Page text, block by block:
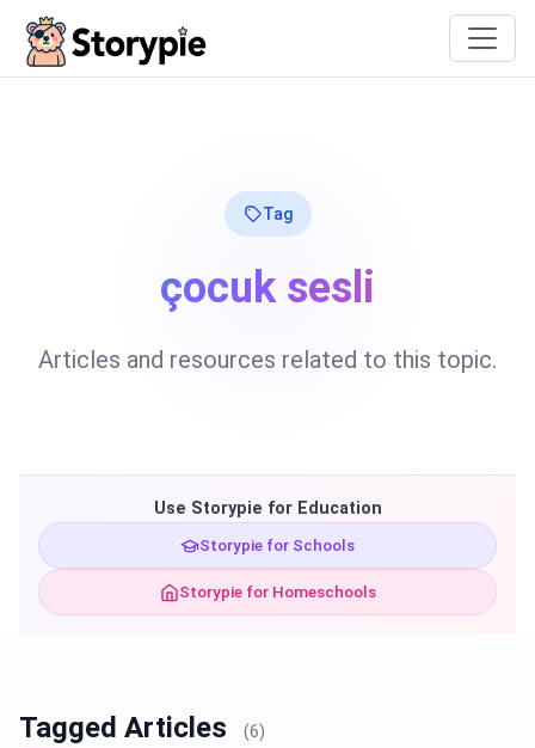
Tag
çocuk sesli
Articles and resources related to this topic.
Use Storypie for Education
Storypie for Schools
Storypie for Homeschools
Tagged Articles (6)